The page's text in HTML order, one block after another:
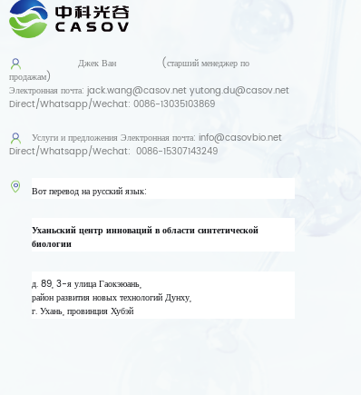
Джек Ван
(старший менеджер по
продажам)
Электронная почта:jack.wang@casov.net yutong.du@casov.net
Direct/Whatsapp/Wechat:0086-13035103869
Услуги и предложенияЭлектронная почта:info@casovbio.net
Direct/Whatsapp/Wechat:0086-15307143249
Вот перевод на русский язык:
Уханьский центр инноваций в области синтетической
биологии
д. 89, 3-я улица Гаокэюань,
район развития новых технологий Дунху,
г. Ухань, провинция Хубэй